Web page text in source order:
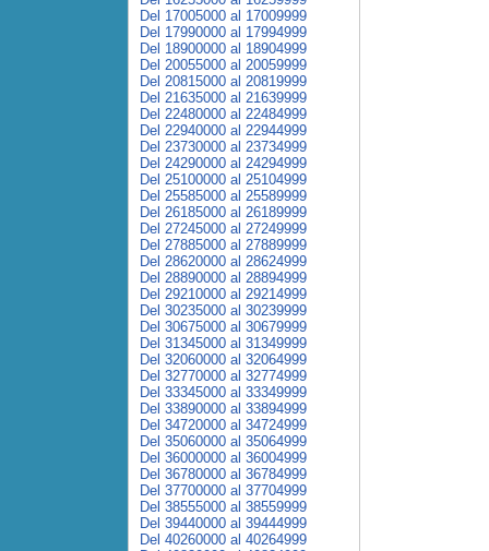
Del 17005000 al 17009999
Del 17990000 al 17994999
Del 18900000 al 18904999
Del 20055000 al 20059999
Del 20815000 al 20819999
Del 21635000 al 21639999
Del 22480000 al 22484999
Del 22940000 al 22944999
Del 23730000 al 23734999
Del 24290000 al 24294999
Del 25100000 al 25104999
Del 25585000 al 25589999
Del 26185000 al 26189999
Del 27245000 al 27249999
Del 27885000 al 27889999
Del 28620000 al 28624999
Del 28890000 al 28894999
Del 29210000 al 29214999
Del 30235000 al 30239999
Del 30675000 al 30679999
Del 31345000 al 31349999
Del 32060000 al 32064999
Del 32770000 al 32774999
Del 33345000 al 33349999
Del 33890000 al 33894999
Del 34720000 al 34724999
Del 35060000 al 35064999
Del 36000000 al 36004999
Del 36780000 al 36784999
Del 37700000 al 37704999
Del 38555000 al 38559999
Del 39440000 al 39444999
Del 40260000 al 40264999